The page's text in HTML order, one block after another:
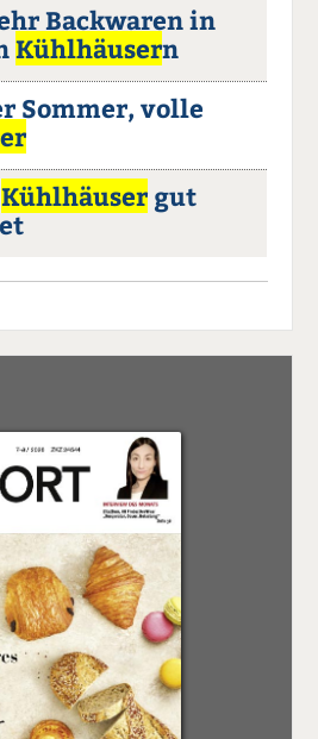
Backwaren in
Kühlhäusern
Sommer, volle
Kühlhäuser gut